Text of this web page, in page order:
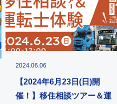
2024.06.06
【2024年6月23日(日)開
催！】移住相談ツアー＆運